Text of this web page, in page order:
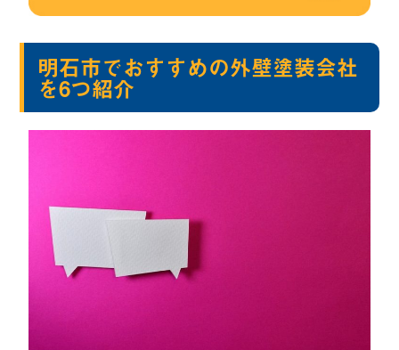
明石市でおすすめの外壁塗装会社
を6つ紹介